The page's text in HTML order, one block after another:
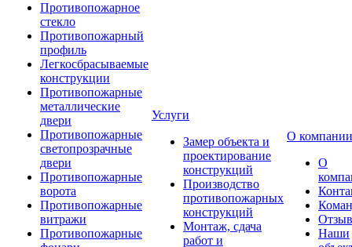
Противопожарное
стекло
Противопожарный
профиль
Легкосбрасываемые
конструкции
Противопожарные
металлические
двери
Противопожарные
светопрозрачные
двери
Противопожарные
ворота
Противопожарные
витражи
Противопожарные
Услуги
Замер объекта и
проектирование
конструкций
Производство
противопожарных
конструкций
Монтаж, сдача
работ и
О компании
О
Наши